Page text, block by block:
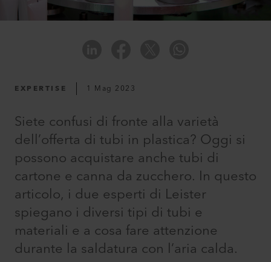
EXPERTISE 1 Mag 2023
Siete confusi di fronte alla varietà
dell’offerta di tubi in plastica? Oggi si
possono acquistare anche tubi di
cartone e canna da zucchero. In questo
articolo, i due esperti di Leister
spiegano i diversi tipi di tubi e
materiali e a cosa fare attenzione
durante la saldatura con l’aria calda.